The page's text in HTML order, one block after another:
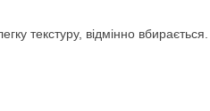
текстуру, відмінно вбирається.